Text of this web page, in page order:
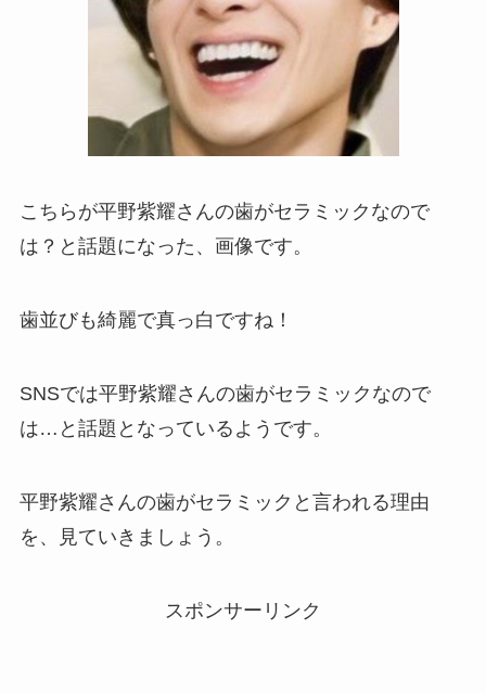
こちらが平野紫耀さんの歯がセラミックなので
は？と話題になった、画像です。
歯並びも綺麗で真っ白ですね！
SNSでは平野紫耀さんの歯がセラミックなので
は…と話題となっているようです。
平野紫耀さんの歯がセラミックと言われる理由
を、見ていきましょう。
スポンサーリンク